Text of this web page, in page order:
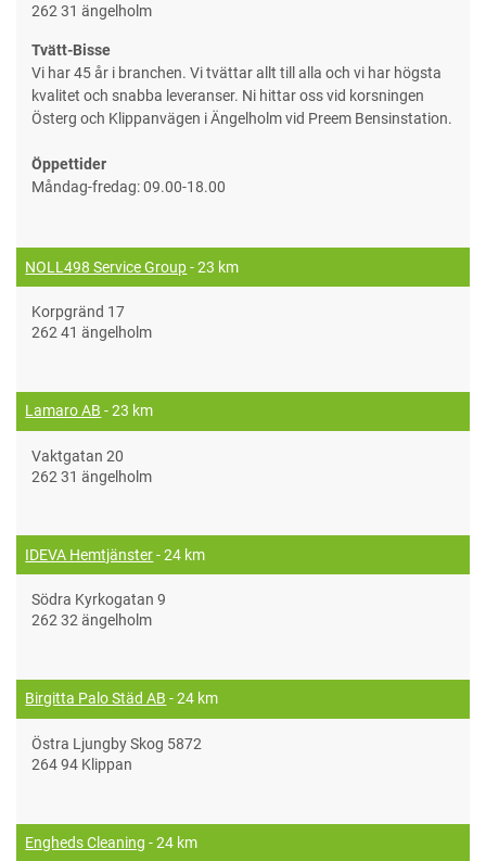
262 31 ängelholm
Tvätt-Bisse
Vi har 45 år i branchen. Vi tvättar allt till alla och vi har högsta
kvalitet och snabba leveranser. Ni hittar oss vid korsningen
Österg och Klippanvägen i Ängelholm vid Preem Bensinstation.
Öppettider
Måndag-fredag: 09.00-18.00
NOLL498 Service Group- 23 km
Korpgränd 17
262 41 ängelholm
Lamaro AB - 23 km
Vaktgatan 20
262 31 ängelholm
IDEVA Hemtjänster- 24 km
Södra Kyrkogatan 9
262 32 ängelholm
Birgitta Palo Städ AB - 24 km
Östra Ljungby Skog 5872
264 94 Klippan
Engheds Cleaning - 24 km